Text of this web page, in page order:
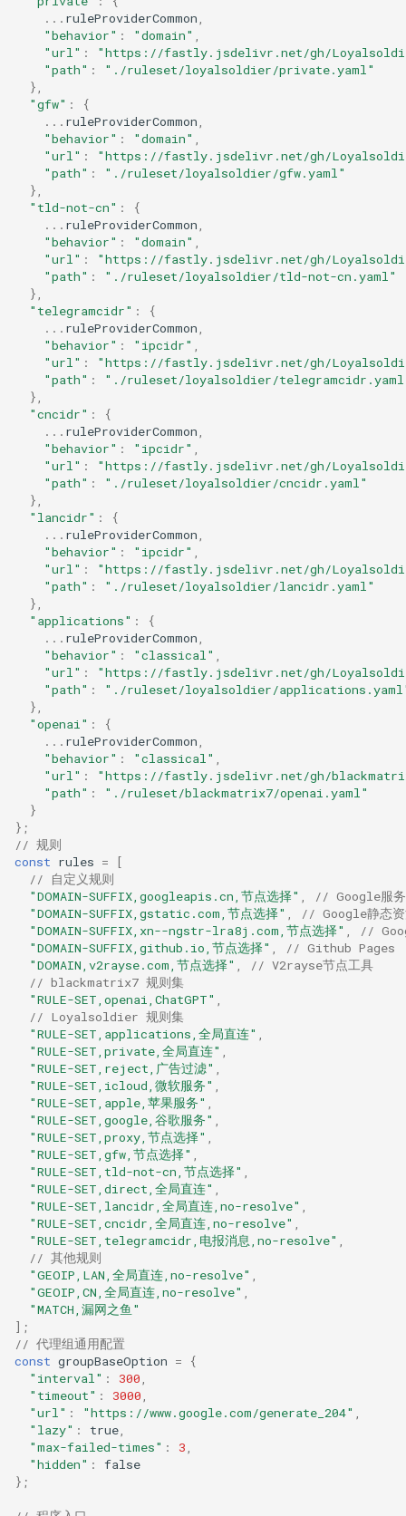
... ruleProviderCommon,
"behavior" : "domain" ,
"url" :
"https://fastly.jsdelivr.net/gh/
"path" :
"./ruleset/loyalsoldier/private.yaml"
},
"gfw" :
{
... ruleProviderCommon,
"behavior" : "domain" ,
"url" :
"https://fastly.jsdelivr.net/gh/
"path" :
"./ruleset/loyalsoldier/gfw.yaml"
},
"tld-not-cn" :
{
... ruleProviderCommon,
"behavior" : "domain" ,
"url" :
"https://fastly.jsdelivr.net/gh/
"path" :
"./ruleset/loyalsoldier/tld-not-cn.yaml"
},
"telegramcidr" :
{
... ruleProviderCommon,
"behavior" : "ipcidr" ,
"url" :
"https://fastly.jsdelivr.net/gh/
"path" :
"./ruleset/loyalsoldier/
},
"cncidr" :
{
... ruleProviderCommon,
"behavior" : "ipcidr" ,
"url" :
"https://fastly.jsdelivr.net/gh/
"path" :
"./ruleset/loyalsoldier/cncidr.yaml"
},
"lancidr" :
{
... ruleProviderCommon,
"behavior" : "ipcidr" ,
"url" :
"https://fastly.jsdelivr.net/gh/
"path" :
"./ruleset/loyalsoldier/lancidr.yaml"
},
"applications" :
{
... ruleProviderCommon,
"behavior" : "classical" ,
"url" :
"https://fastly.jsdelivr.net/gh/
"path" :
"./ruleset/loyalsoldier/
},
"openai" :
{
... ruleProviderCommon,
"behavior" : "classical" ,
"url" :
"https://fastly.jsdelivr.net/gh/
"path" :
"./ruleset/blackmatrix7/openai.yaml"
}
};
// 规则
const rules =
[
// 自定义规则
"DOMAIN-SUFFIX,googleapis.cn,节点选择" ,
// Google服务
"DOMAIN-SUFFIX,gstatic.com,节点选择" ,
// Google静态
"DOMAIN-SUFFIX,xn--ngstr-lra8j.com,节点选择" ,
//
"DOMAIN-SUFFIX,github.io,节点选择" ,
// Github Pages
"DOMAIN,v2rayse.com,节点选择" ,
// V2rayse节点工具
// blackmatrix7 规则集
"RULE-SET,openai,ChatGPT" ,
// Loyalsoldier 规则集
"RULE-SET,applications,全局直连" ,
"RULE-SET,private,全局直连" ,
"RULE-SET,reject,广告过滤" ,
"RULE-SET,icloud,微软服务" ,
"RULE-SET,apple,苹果服务" ,
"RULE-SET,google,谷歌服务" ,
"RULE-SET,proxy,节点选择" ,
"RULE-SET,gfw,节点选择" ,
"RULE-SET,tld-not-cn,节点选择" ,
"RULE-SET,direct,全局直连" ,
"RULE-SET,lancidr,全局直连,no-resolve" ,
"RULE-SET,cncidr,全局直连,no-resolve" ,
"RULE-SET,telegramcidr,电报消息,no-resolve" ,
// 其他规则
"GEOIP,LAN,全局直连,no-resolve" ,
"GEOIP,CN,全局直连,no-resolve" ,
"MATCH,漏网之鱼"
];
// 代理组通用配置
const groupBaseOption =
{
"interval" : 300,
"timeout" : 3000,
"url" : "https://www.google.com/generate_204" ,
"lazy" : true,
"max-failed-times" : 3,
"hidden" :
false
};